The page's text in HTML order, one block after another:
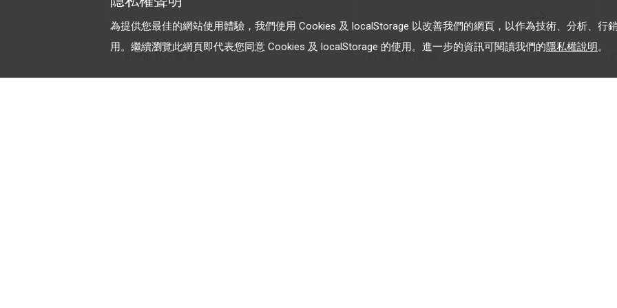
LINE 官方帳號 LINE 官方帳號
為提供您最佳的網站使用體驗，我們使用 Cookies 及 localStorage 以改善我們的網頁，以作為技術、分析、行
用。繼續瀏覽此網頁即代表您同意 Cookies 及 localStorage 的使用。進一步的資訊可閱讀我們的隱私權說明。